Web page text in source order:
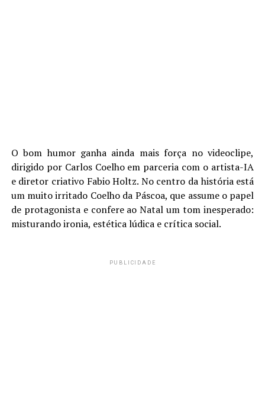
O bom humor ganha ainda mais força no videoclipe,
dirigido por Carlos Coelho em parceria com o artista-IA
e diretor criativo Fabio Holtz. No centro da história está
um muito irritado Coelho da Páscoa, que assume o papel
de protagonista e confere ao Natal um tom inesperado:
misturando ironia, estética lúdica e crítica social.
PUBLICIDADE